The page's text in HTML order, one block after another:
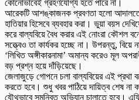
কোনোভাবেই গ্রহণযোগ্য হতে পারে না।
আরেকটি আশঙ্কাজনক প্রবণতা হলো
হাতিয়ার হিসেবে ব্যবহার করা। ভুয়া বয়স
করে বাল্যবিয়ে বৈধ করার এই নোংরা কৌশল
সত্ত্বেও তা কার্যকর হচ্ছে না। উপরন্তু,
‘লিখিত অঙ্গীকারনামা’ অমান্য করেও মূল
বড় প্রশ্ন হয়ে দাঁড়িয়েছে।
জেলাজুড়ে গোপনে চলা বাল্যবিয়ের এই প্রথা
করতে হবে। শুধু খবর পাঠিয়ে দায়িত্ব শেষ না
যৌথভাবে সমন্বিত অভিযান চালাতে হবে।